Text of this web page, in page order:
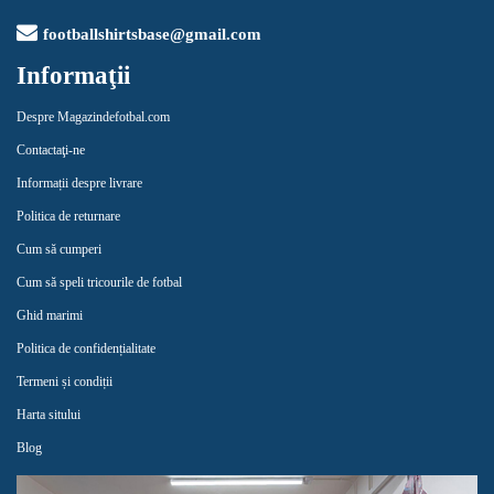
footballshirtsbase@gmail.com
Informaţii
Despre Magazindefotbal.com
Contactaţi-ne
Informații despre livrare
Politica de returnare
Cum să cumperi
Cum să speli tricourile de fotbal
Ghid marimi
Politica de confidențialitate
Termeni și condiții
Harta sitului
Blog